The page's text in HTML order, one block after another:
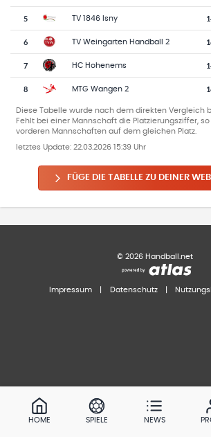
5 TV 1846 Isny
6 TV Weingarten Handball 2
7 HC Hohenems
8 MTG Wangen 2
Diese Tabelle wurde nach dem direkten Vergleich
Fehlt bei einer Mannschaft die Platzierungsziffer,
vorderen Mannschaften auf dem gleichen Platz.
letztes Update: 22.03.2026 15:39 Uhr
FÜGE DIE TABELLE ZU DEINER
© 2026 Handball.net
Impressum Datenschutz
HOME SPIELE NEWS